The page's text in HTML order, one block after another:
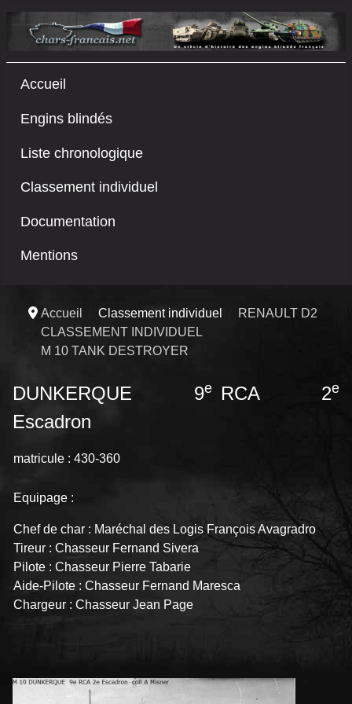
Accueil
Engins blindés
Liste chronologique
Classement individuel
Documentation
Mentions
Accueil Classement individuel
RENAULT D2
CLASSEMENT INDIVIDUEL
M 10 TANK DESTROYER
DUNKERQUE 9eRCA 2e
Escadron
matricule : 430-360
Equipage :
Chef de char : Maréchal des Logis François Avagradro
Tireur : Chasseur Fernand Sivera
Pilote : Chasseur Pierre Tabarie
Aide-Pilote : Chasseur Fernand Maresca
Chargeur : Chasseur Jean Page